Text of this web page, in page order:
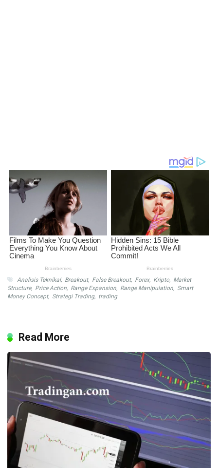
Analisis Teknikal, Breakout, False Breakout, Forex, Kripto, Market
Structure, Price Action, Range Expansion, Range Manipulation, Smart
Money Concept, Strategi Trading, trading
Read More